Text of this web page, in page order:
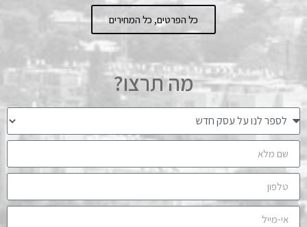
כל הפרטים, כל המחירים
מה תרצו?